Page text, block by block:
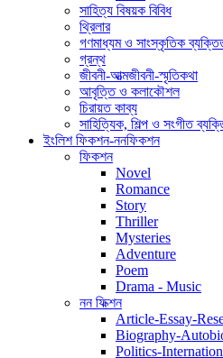
সাহিত্য বিষয়ক বিবিধ
থ্রিলার
গণমাধ্যম ও সাংস্কৃতিক
গ্রন্থ
জীবনী-আত্মজীবনী-স্মৃতিকথা
আবৃত্তি ও কলাকৌশল
চিরায়ত কাব্য
সাহিত্যিক, শিল্প ও সংগীত
ইংলিশ ফিকশন-ননফিকশন
ফিকশন
Novel
Romance
Story
Thriller
Mysteries
Adventure
Poem
Drama - Music
নন ফিক্শন
Article-Essay-
Biography-
Politics-